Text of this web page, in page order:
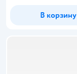
В корзину